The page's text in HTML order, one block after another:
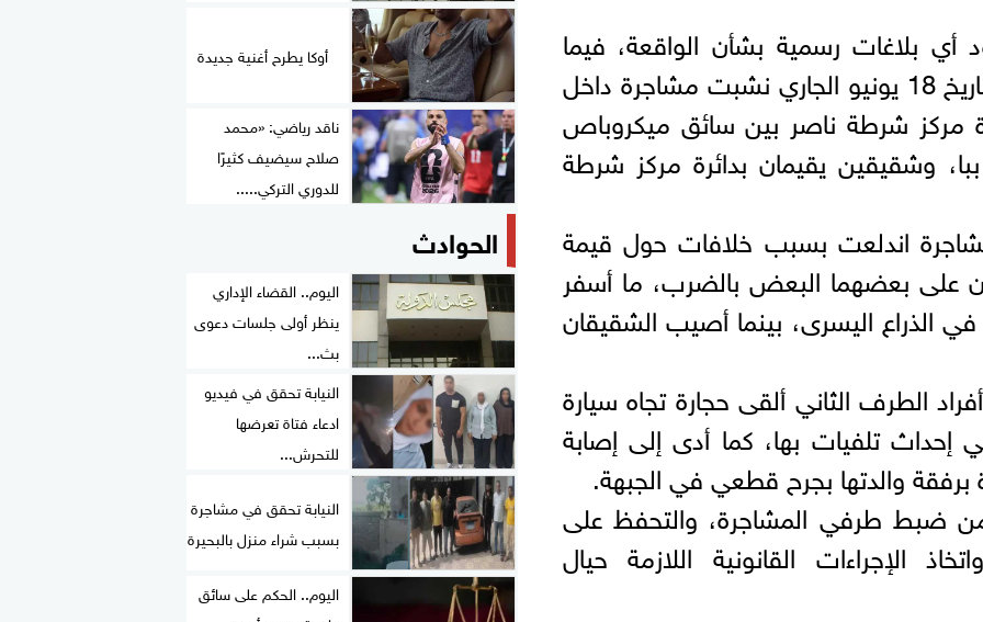
بلاغات رسمية بشأن الواقعة، فيما
أسفرت التحريات عن أنه بتاريخ 18 يونيو الجاري نشبت مشاجرة داخل
مركز شرطة ناصر بين سائق ميكروباص
وشقيقين يقيمان بدائرة مركز شرطة
اندلعت بسبب خلافات حول قيمة
على بعضهما البعض بالضرب، ما أسفر
الذراع اليسرى، بينما أصيب الشقيقان
الطرف الثاني ألقى حجارة تجاه سيارة
تلفيات بها، كما أدى إلى إصابة
والدتها بجرح قطعي في الجبهة.
من ضبط طرفي المشاجرة، والتحفظ على
الإجراءات القانونية اللازمة حيال
أوكا يطرح أغنية جديدة
ناقد رياضي: «محمد
صلاح سيضيف كثيرًا
للدوري التركي.....
الحوادث
اليوم.. القضاء الإداري
ينظر أولى جلسات دعوى
بث...
النيابة تحقق في فيديو
ادعاء فتاة تعرضها
للتحرش...
النيابة تحقق في مشاجرة
بسبب شراء منزل بالبحيرة
اليوم.. الحكم على سائق